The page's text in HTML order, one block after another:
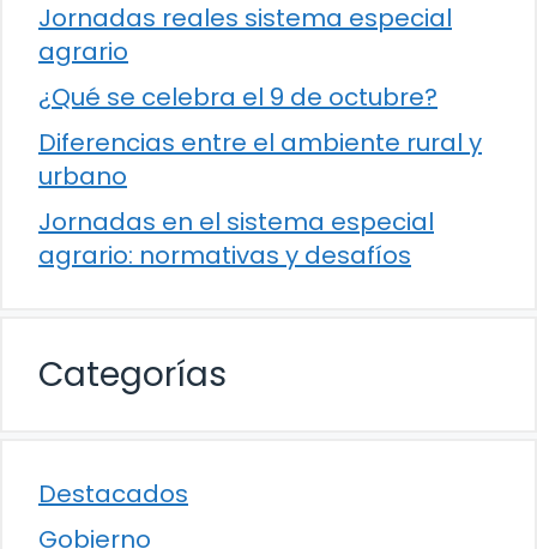
Jornadas reales sistema especial
agrario
¿Qué se celebra el 9 de octubre?
Diferencias entre el ambiente rural y
urbano
Jornadas en el sistema especial
agrario: normativas y desafíos
Categorías
Destacados
Gobierno